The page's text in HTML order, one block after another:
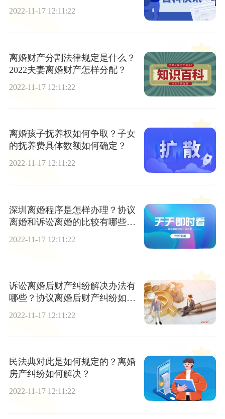
婚该怎么办？
2022-11-17 12:11:22
离婚财产分割法律规定是什么？
2022夫妻离婚财产怎样分配？
2022-11-17 12:11:22
离婚孩子抚养权如何争取？子女
的抚养费具体数额如何确定？
2022-11-17 12:11:22
深圳离婚程序是怎样办理？协议
离婚和诉讼离婚的比较有哪些不
2022-11-17 12:11:22
诉讼离婚后财产纠纷解决办法有
哪些？协议离婚后财产纠纷如何
2022-11-17 12:11:22
民法典对此是如何规定的？离婚
房产纠纷如何解决？
2022-11-17 12:11:22